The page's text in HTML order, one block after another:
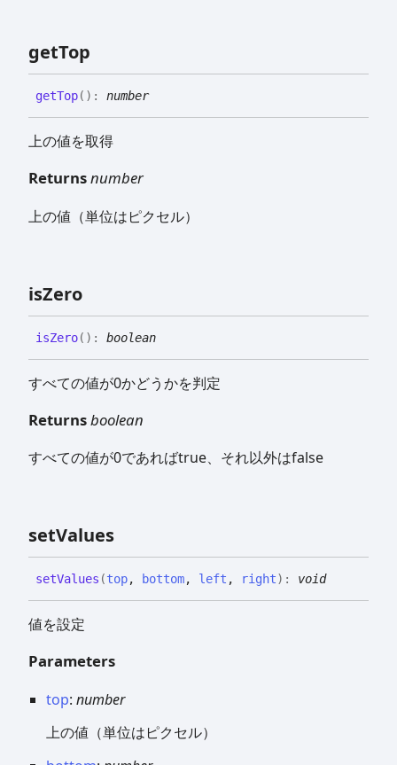
getTop
getTop( ) : number
上の値を取得
Returnsnumber
上の値（単位はピクセル）
isZero
isZero( ) : boolean
すべての値が0かどうかを判定
Returnsboolean
すべての値が0であればtrue、それ以外はfalse
setValues
setValues (top, bottom, left , right) : void
値を設定
Parameters
top: number
上の値（単位はピクセル）